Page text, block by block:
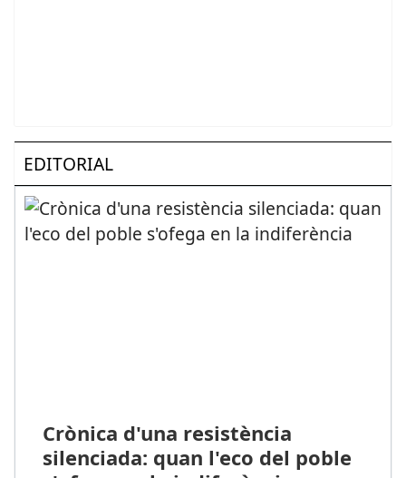
EDITORIAL
Crònica d'una resistència
silenciada: quan l'eco del poble